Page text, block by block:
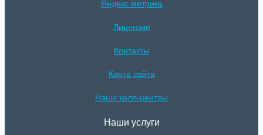
Яндекс метрика
Лицензии
Контакты
Карта сайта
Наши колл-центры
Наши услуги